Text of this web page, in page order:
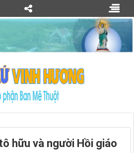
hữu và người Hồi giáo